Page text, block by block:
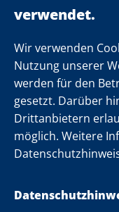
Wir verwenden
Nutzung unserer
werden für den
gesetzt. Darüber
Drittanbietern
möglich. Weitere
Einsamkeit
Folgen Sie